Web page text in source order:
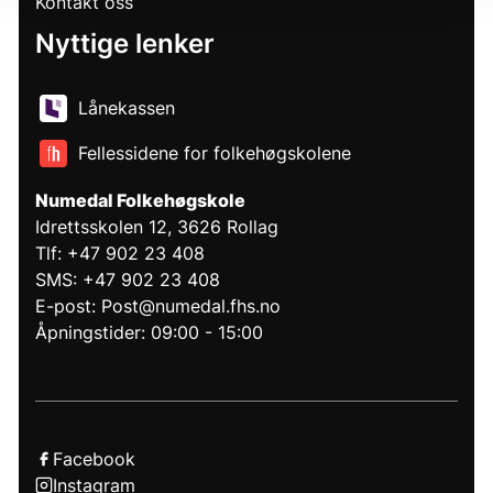
Nyttige lenker
Lånekassen
Fellessidene for folkehøgskolene
Numedal Folkehøgskole
Idrettsskolen 12, 3626 Rollag
Tlf: +47 902 23 408
SMS: +47 902 23 408
E-post: Post@numedal.fhs.no
Åpningstider: 09:00 - 15:00
Facebook
Instagram